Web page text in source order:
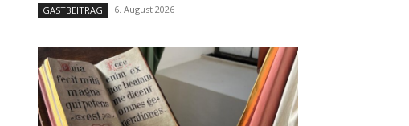
GASTBEITRAG 6. August 2026